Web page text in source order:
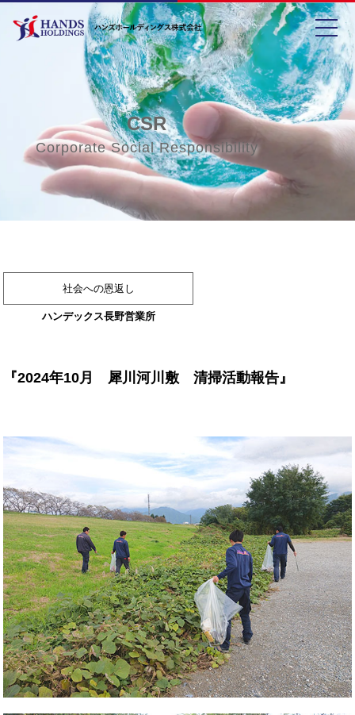
CSR
Corporate Social Responsibility
社会への恩返し
ハンデックス長野営業所
『2024年10月 犀川河川敷 清掃活動報告』